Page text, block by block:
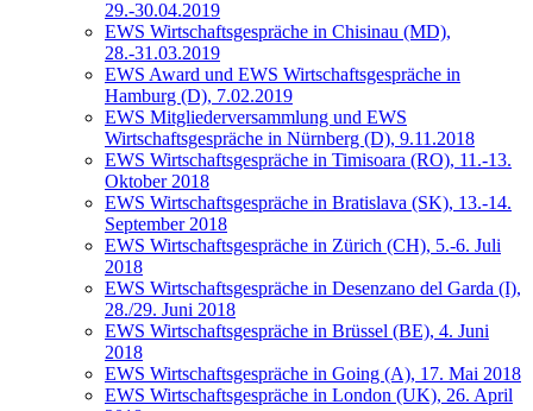
29.-30.04.2019
EWS Wirtschaftsgespräche in Chisinau (MD),
28.-31.03.2019
EWS Award und EWS Wirtschaftsgespräche in
Hamburg (D), 7.02.2019
EWS Mitgliederversammlung und EWS
Wirtschaftsgespräche in Nürnberg (D), 9.11.2018
EWS Wirtschaftsgespräche in Timisoara (RO), 11.-13.
Oktober 2018
EWS Wirtschaftsgespräche in Bratislava (SK), 13.-14.
September 2018
EWS Wirtschaftsgespräche in Zürich (CH), 5.-6. Juli
2018
EWS Wirtschaftsgespräche in Desenzano del Garda (I),
28./29. Juni 2018
EWS Wirtschaftsgespräche in Brüssel (BE), 4. Juni
2018
EWS Wirtschaftsgespräche in Going (A), 17. Mai 2018
EWS Wirtschaftsgespräche in London (UK), 26. April